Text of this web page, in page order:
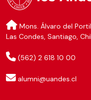
Mons. Álvaro del
Las Condes, Santiago,
(562) 2 618 10 00
alumni@uandes.cl